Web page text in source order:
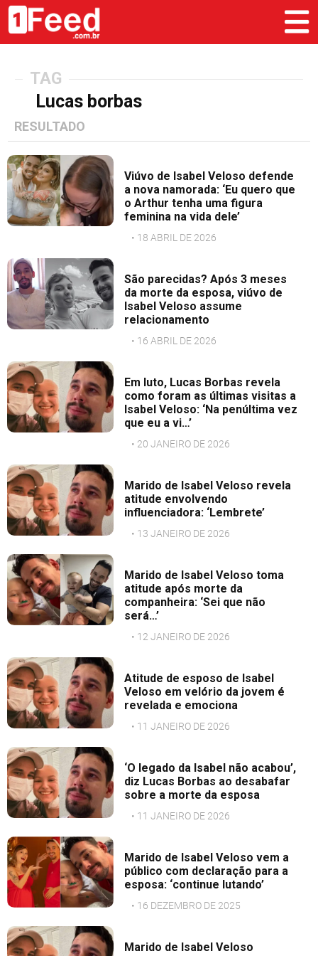
TAG
Lucas borbas
RESULTADO
Viúvo de Isabel Veloso defende
a nova namorada: ‘Eu quero que
o Arthur tenha uma figura
feminina na vida dele’
• 18 ABRIL DE 2026
São parecidas? Após 3 meses
da morte da esposa, viúvo de
Isabel Veloso assume
relacionamento
• 16 ABRIL DE 2026
Em luto, Lucas Borbas revela
como foram as últimas visitas a
Isabel Veloso: ‘Na penúltima vez
que eu a vi…’
• 20 JANEIRO DE 2026
Marido de Isabel Veloso revela
atitude envolvendo
influenciadora: ‘Lembrete’
• 13 JANEIRO DE 2026
Marido de Isabel Veloso toma
atitude após morte da
companheira: ‘Sei que não
será…’
• 12 JANEIRO DE 2026
Atitude de esposo de Isabel
Veloso em velório da jovem é
revelada e emociona
• 11 JANEIRO DE 2026
‘O legado da Isabel não acabou’,
diz Lucas Borbas ao desabafar
sobre a morte da esposa
• 11 JANEIRO DE 2026
Marido de Isabel Veloso vem a
público com declaração para a
esposa: ‘continue lutando’
• 16 DEZEMBRO DE 2025
Marido de Isabel Veloso